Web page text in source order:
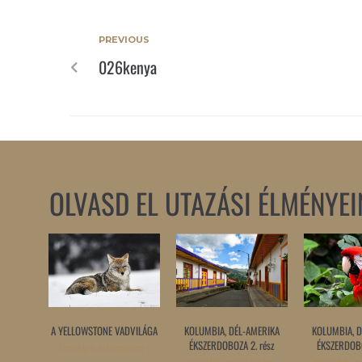
PREVIOUS
026kenya
OLVASD EL UTAZÁSI
A YELLOWSTONE VADVILÁGA
KOLUMBIA, DÉL-AMERIKA
ÉKSZERDOBOZA 2. rész
KOLUMBIA,